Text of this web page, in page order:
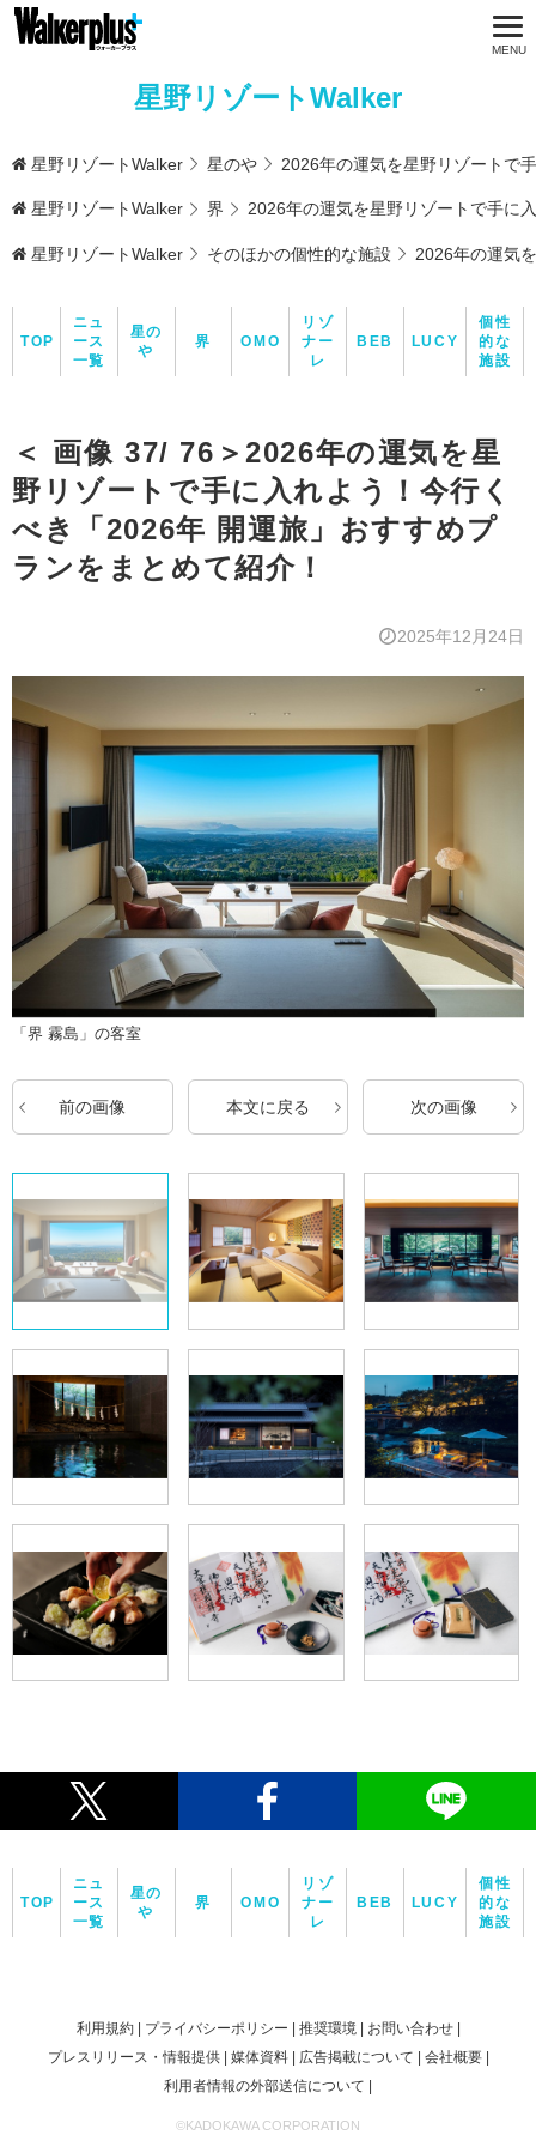
星野リゾートWalker
星野リゾートWalker 星のや 2026年の運気を星野リゾートで
星野リゾートWalker 界 2026年の運気を星野リゾートで手に
星野リゾートWalker そのほかの個性的な施設 2026年の運気
TOP
ニュ
ース
一覧
星の
や
界 OMO
リゾ
ナー
レ
BEB LUCY
個性
的な
施設
＜ 画像 37/ 76＞2026年の運気を星
野リゾートで手に入れよう！今行く
べき「2026年 開運旅」おすすめプ
ランをまとめて紹介！
2025年12月24日
「界 霧島」の客室
前の画像 本文に戻る 次の画像
TOP
ニュ
ース
一覧
星の
や
界 OMO
リゾ
ナー
レ
BEB LUCY
個性
的な
施設
利用規約 プライバシーポリシー 推奨環境
お問い合わせ
プレスリリース・情報提供
媒体資料 広告掲載について
会社概要
利用者情報の外部送信について
©KADOKAWA CORPORATION